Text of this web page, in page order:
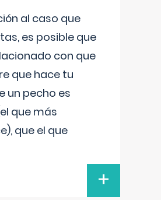
al caso que
es posible que
con que
que hace tu
un pecho es
que más
que el que
+